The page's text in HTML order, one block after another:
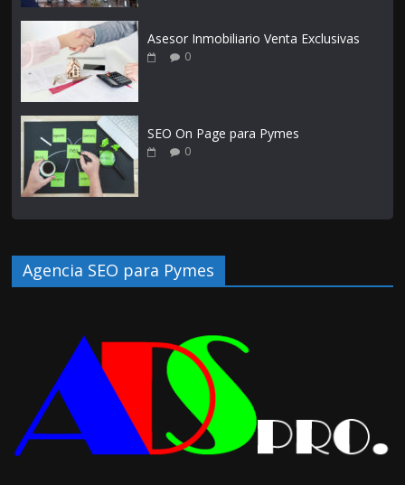
Asesor Inmobiliario Venta Exclusivas
0
SEO On Page para Pymes
0
Agencia SEO para Pymes